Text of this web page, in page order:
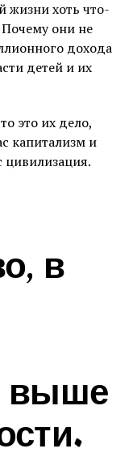
жизни хоть что-
Почему они не
дохода
детей и их
это их дело,
капитализм и
цивилизация.
в
выше